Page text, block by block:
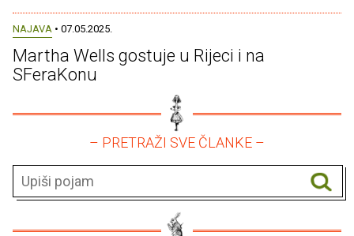
NAJAVA • 07.05.2025.
Martha Wells gostuje u Rijeci i na
SFeraKonu
– PRETRAŽI SVE ČLANKE –